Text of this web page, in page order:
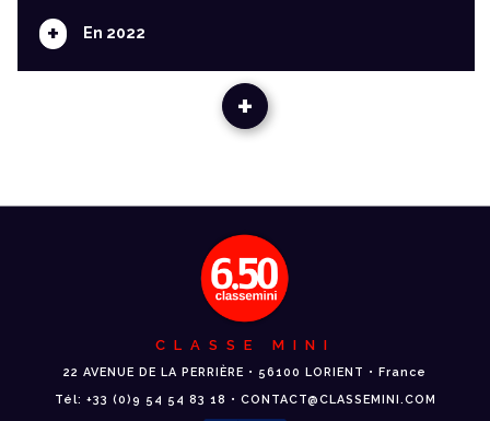
+ En 2022
+
CLASSE MINI
22 AVENUE DE LA PERRIÈRE • 56100 LORIENT • France
Tél: +33 (0)9 54 54 83 18 • CONTACT@CLASSEMINI.COM